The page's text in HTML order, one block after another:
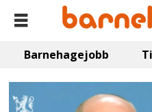
Barnehagejobb